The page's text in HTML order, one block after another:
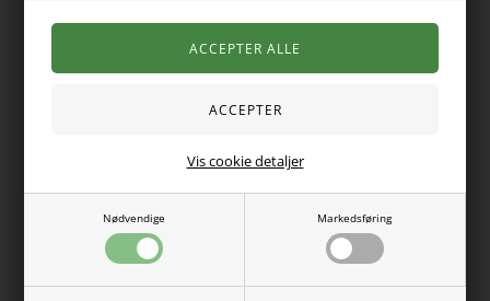
Nødvendige Markedsføring
Vis cookie detaljer
169,00DKK
100% Sole Thermo Plastic Rubber, 100% Upper Polyester
Se mere fraName It